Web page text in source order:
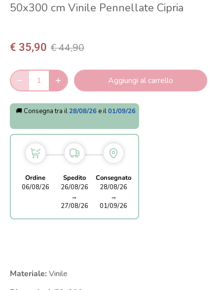
50x300 cm Vinile Pennellate Cipria
€ 35,90 € 44,90
Aggiungi al carrello
🚚 Consegna tra il 28/08/26 e il01/09/26
Ordine
06/08/26
Spedito
26/08/26
→
27/08/26
Consegnato
28/08/26
→
01/09/26
Materiale: Vinile